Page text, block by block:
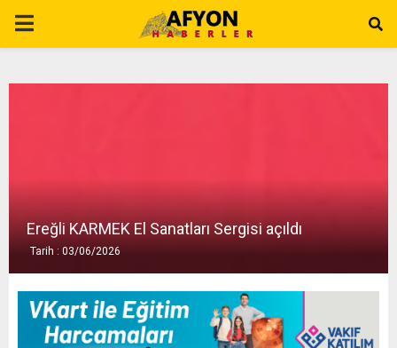
P
A
Ereğli KARMEK El Sanatları Sergisi açıldı
Tarih : 03/06/2026